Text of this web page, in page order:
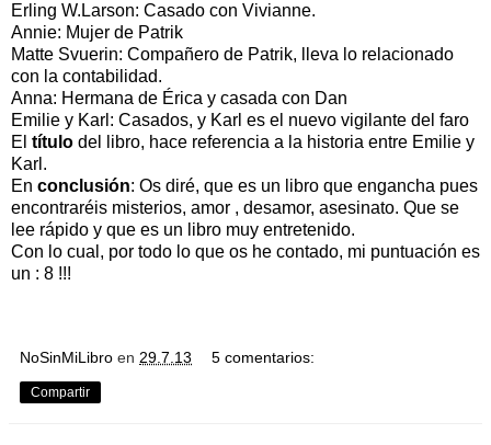
Erling W.Larson: Casado con Vivianne.
Annie: Mujer de Patrik
Matte Svuerin: Compañero de Patrik, lleva lo relacionado
con la contabilidad.
Anna: Hermana de Érica y casada con Dan
Emilie y Karl: Casados, y Karl es el nuevo vigilante del faro
El título del libro, hace referencia a la historia entre Emilie y
Karl.
En conclusión: Os diré, que es un libro que engancha pues
encontraréis misterios, amor , desamor, asesinato. Que se
lee rápido y que es un libro muy entretenido.
Con lo cual, por todo lo que os he contado, mi puntuación es
un : 8 !!!
NoSinMiLibro en 29.7.13 5 comentarios:
Compartir